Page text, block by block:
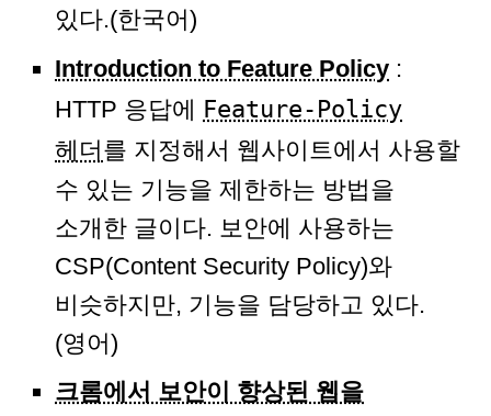
있다.(한국어)
Introduction to Feature Policy :
HTTP 응답에 Feature-Policy
헤더를 지정해서 웹사이트에서 사용할
수 있는 기능을 제한하는 방법을
소개한 글이다. 보안에 사용하는
CSP(Content Security Policy)와
비슷하지만, 기능을 담당하고 있다.
(영어)
크롬에서 보안이 향상된 웹을